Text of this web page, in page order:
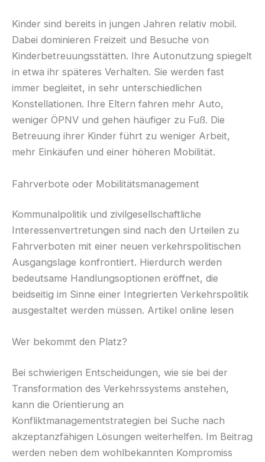
Kinder sind bereits in jungen Jahren relativ mobil.
Dabei dominieren Freizeit und Besuche von
Kinderbetreuungsstätten. Ihre Autonutzung spiegelt
in etwa ihr späteres Verhalten. Sie werden fast
immer begleitet, in sehr unterschiedlichen
Konstellationen. Ihre Eltern fahren mehr Auto,
weniger ÖPNV und gehen häufiger zu Fuß. Die
Betreuung ihrer Kinder führt zu weniger Arbeit,
mehr Einkäufen und einer höheren Mobilität.
Fahrverbote oder Mobilitätsmanagement
Kommunalpolitik und zivilgesellschaftliche
Interessenvertretungen sind nach den Urteilen zu
Fahrverboten mit einer neuen verkehrspolitischen
Ausgangslage konfrontiert. Hierdurch werden
bedeutsame Handlungsoptionen eröffnet, die
beidseitig im Sinne einer Integrierten Verkehrspolitik
ausgestaltet werden müssen. Artikel online lesen
Wer bekommt den Platz?
Bei schwierigen Entscheidungen, wie sie bei der
Transformation des Verkehrssystems anstehen,
kann die Orientierung an
Konfliktmanagementstrategien bei Suche nach
akzeptanzfähigen Lösungen weiterhelfen. Im Beitrag
werden neben dem wohlbekannten Kompromiss